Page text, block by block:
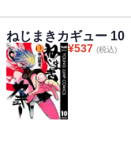
ねじまきカギュー 10
¥537 (税込)